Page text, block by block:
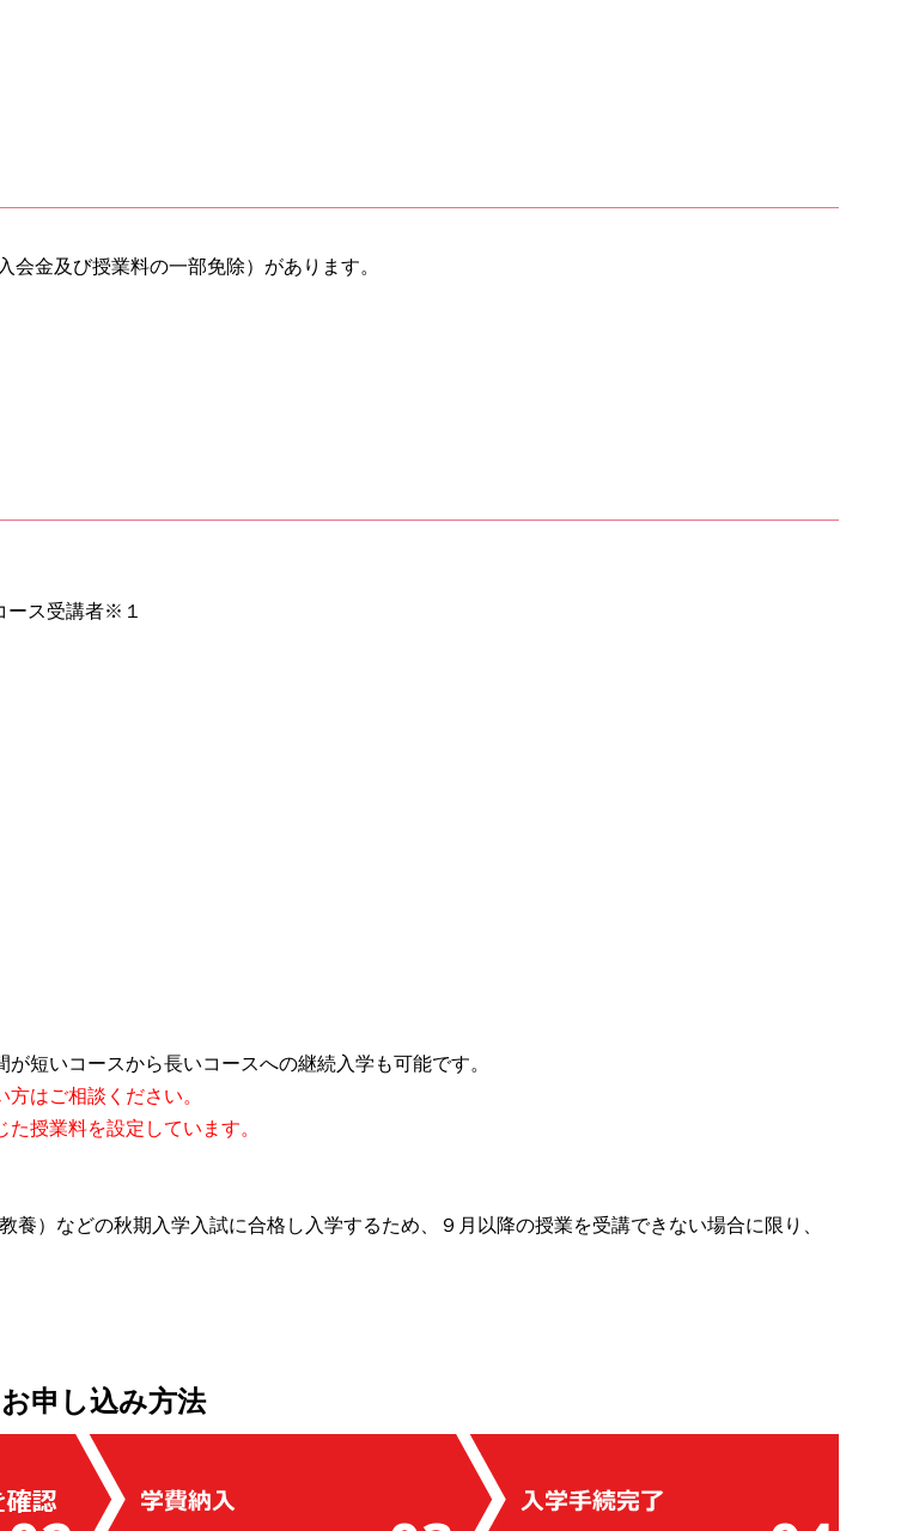
入会金及び授業料の一部免除）があります。
ース受講者※１
短いコースから長いコースへの継続入学も可能です。
はご相談ください。
授業料を設定しています。
）などの秋期入学入試に合格し入学するため、９月以降の授業を受講できない場合に限り、
お申し込み方法